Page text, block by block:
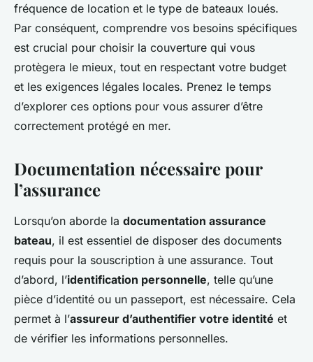
fréquence de location et le type de bateaux loués.
Par conséquent, comprendre vos besoins spécifiques
est crucial pour choisir la couverture qui vous
protègera le mieux, tout en respectant votre budget
et les exigences légales locales. Prenez le temps
d’explorer ces options pour vous assurer d’être
correctement protégé en mer.
Documentation nécessaire pour
l’assurance
Lorsqu’on aborde la documentation assurance
bateau, il est essentiel de disposer des documents
requis pour la souscription à une assurance. Tout
d’abord, l’identification personnelle, telle qu’une
pièce d’identité ou un passeport, est nécessaire. Cela
permet à l’assureur d’authentifier votre identité et
de vérifier les informations personnelles.